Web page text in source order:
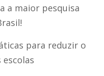
a maior pesquisa
para reduzir o